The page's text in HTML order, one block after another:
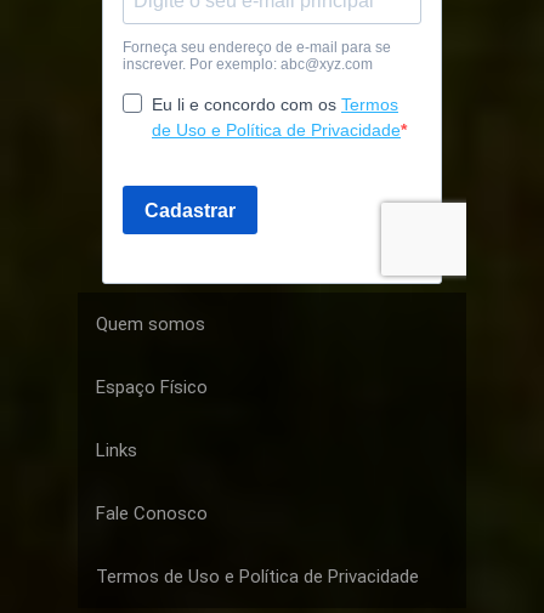
Quem somos
Espaço Físico
Links
Fale Conosco
Termos de Uso e Política de Privacidade